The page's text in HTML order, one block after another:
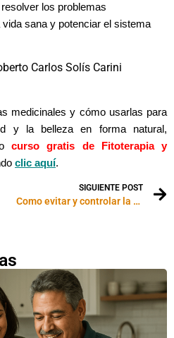
los problemas
sana y potenciar el sistema
Carlos Solís Carini
medicinales y cómo usarlas para
y la belleza en forma natural,
curso gratis de Fitoterapia y
clic aquí.
SIGUIENTE POST
Como evitar y controlar la eyaculación precoz con Qi Gong sexual